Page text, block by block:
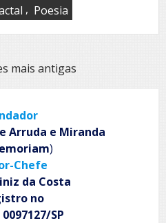
, Poesia
mais antigas
Arruda e Miranda
)
Chefe
da Costa
no
0097127/SP